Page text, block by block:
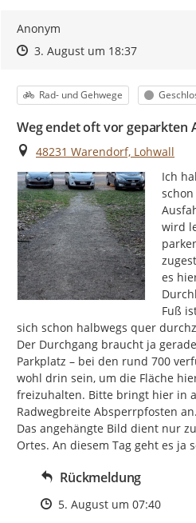
Anonym
Zeitpunkt des Erstellens
Zeitpunkt des Erstellens
3. August um 18:37Zur
Kategorie
Rad- und Gehwege Status
Weg endet oft vor geparkten
Ort
48231 Warendorf, Lohwall
Ich
wird
es
Fuß
sich schon halbwegs quer
​Der Durchgang braucht ja
Parkplatz – bei den rund 700
wohl drin sein, um die Fläche
freizuhalten. Bitte bringt hier in
Radwegbreite Absperrpfosten an.
​Das angehängte Bild dient nur
Ortes. An diesem Tag geht es ja
Rückmeldung
Zeitpunkt des Erstellens
5. August um 07:40